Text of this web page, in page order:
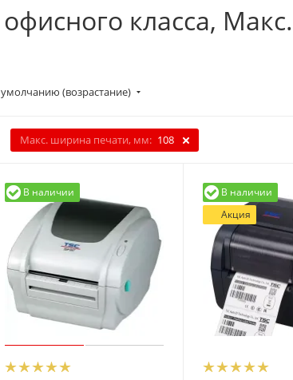
класса,
(возрастание)
Макс. ширина печати, мм: 108
В наличии
В наличии
Акция